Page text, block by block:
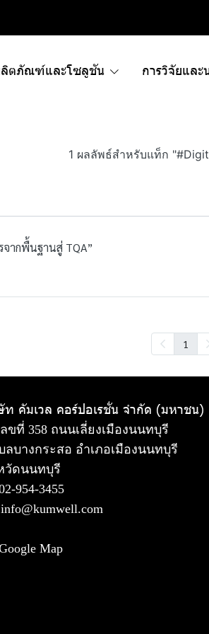
ตภัณฑ์และโซลูชัน การวิจัยและ
1 ผลลัพธ์สำหรับแท็ก
จากพื้นฐานสู่ TQA”
1
ท คัมเวล คอร์ปอเรชั่น จำกัด (มหาชน)
ขที่ 358 ถนนเลี่ยงเมืองนนทบุรี
ลบางกระสอ อำเภอเมืองนนทบุรี
วัดนนทบุรี
954-3455
info@kumwell.com
Map